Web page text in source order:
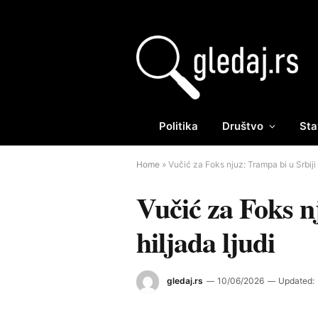
Politika Društvo
Home » Vučić za Foks njuz: Trampa bi u
Vučić za Foks
hiljada ljudi
gledaj.rs 10/06/2026 Updated: